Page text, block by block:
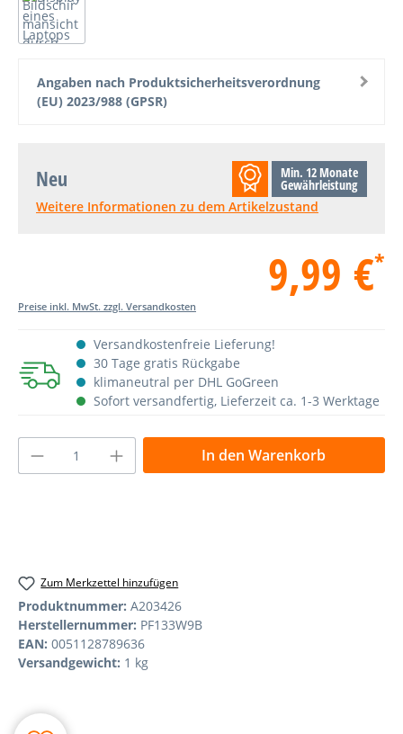
Angaben nach Produktsicherheitsverordnung
(EU) 2023/988 (GPSR)
Neu Min. 12 Monate
Gewährleistung
Weitere Informationen zu dem Artikelzustand
9,99 €*
Preise inkl. MwSt. zzgl. Versandkosten
Versandkostenfreie Lieferung!
30 Tage gratis Rückgabe
klimaneutral per DHL GoGreen
Sofort versandfertig, Lieferzeit ca. 1-3 Werktage
Produkt Anzahl: Gib den gewünschten
In den Warenkorb
Zum Merkzettel hinzufügen
Produktnummer: A203426
Herstellernummer: PF133W9B
EAN: 0051128789636
Versandgewicht: 1 kg